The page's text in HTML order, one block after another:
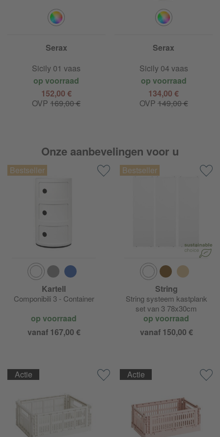
Serax
Sicily 01 vaas
op voorraad
152,00 €
OVP169,00 €
Serax
Sicily 04 vaas
op voorraad
134,00 €
OVP 149,00 €
Onze aanbevelingen voor u
Kartell
Componibili 3 - Container
op voorraad
vanaf 167,00 €
String
String systeem kastplank
set van 3 78x30cm
op voorraad
vanaf 150,00 €
Actie Actie